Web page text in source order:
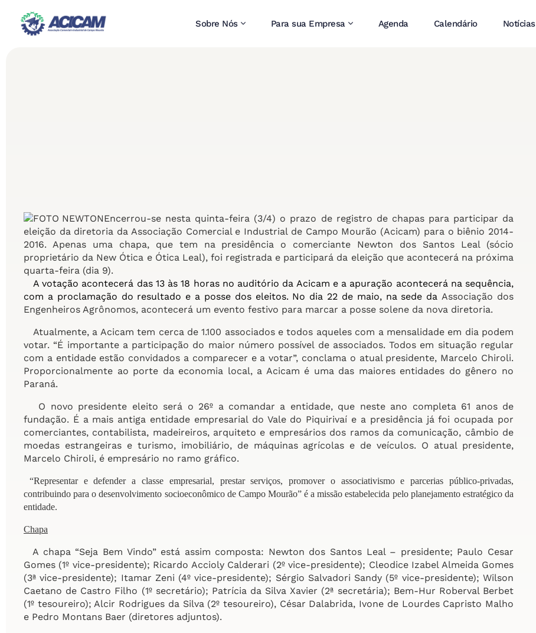
Sobre Nós Para sua Empresa Agenda Calendário Notícias
Encerrou-se nesta quinta-feira (3/4) o prazo de registro de chapas para participar da
eleição da diretoria da Associação Comercial e Industrial de Campo Mourão (Acicam) para o biênio 2014-
2016. Apenas uma chapa, que tem na presidência o comerciante Newton dos Santos Leal (sócio
proprietário da New Ótica e Ótica Leal), foi registrada e participará da eleição que acontecerá na próxima
quarta-feira (dia 9).
A votação acontecerá das 13 às 18 horas no auditório da Acicam e a apuração acontecerá na sequência,
com a proclamação do resultado e a posse dos eleitos. No dia 22 de maio, na sede daAssociação dos
Engenheiros Agrônomos, acontecerá um evento festivo para marcar a posse solene da nova diretoria.
Atualmente, a Acicam tem cerca de 1.100 associados e todos aqueles com a mensalidade em dia podem
votar. “É importante a participação do maior número possível de associados. Todos em situação regular
com a entidade estão convidados a comparecer e a votar”, conclama o atual presidente, Marcelo Chiroli.
Proporcionalmente ao porte da economia local, a Acicam é uma das maiores entidades do gênero no
Paraná.
O novo presidente eleito será o 26º a comandar a entidade, que neste ano completa 61 anos de
fundação. É a mais antiga entidade empresarial do Vale do Piquirivaí e a presidência já foi ocupada por
comerciantes, contabilista, madeireiros, arquiteto e empresários dos ramos da comunicação, câmbio de
moedas estrangeiras e turismo, imobiliário, de máquinas agrícolas e de veículos. O atual presidente,
Marcelo Chiroli, é empresário no ramo gráfico.
“Representar e defender a classe empresarial, prestar serviços, promover o associativismo e parcerias público-privadas,
contribuindo para o desenvolvimento socioeconômico de Campo Mourão” é a missão estabelecida pelo planejamento estratégico da
entidade.
Chapa
A chapa “Seja Bem Vindo” está assim composta: Newton dos Santos Leal – presidente; Paulo Cesar
Gomes (1º vice-presidente); Ricardo Accioly Calderari (2º vice-presidente); Cleodice Izabel Almeida Gomes
(3ª vice-presidente); Itamar Zeni (4º vice-presidente); Sérgio Salvadori Sandy (5º vice-presidente); Wilson
Caetano de Castro Filho (1º secretário); Patrícia da Silva Xavier (2ª secretária); Bem-Hur Roberval Berbet
(1º tesoureiro); Alcir Rodrigues da Silva (2º tesoureiro), César Dalabrida, Ivone de Lourdes Capristo Malho
e Pedro Montans Baer (diretores adjuntos).